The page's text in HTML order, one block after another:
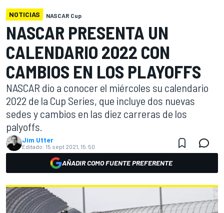
NOTICIAS NASCAR Cup
NASCAR PRESENTA UN
CALENDARIO 2022 CON
CAMBIOS EN LOS PLAYOFFS
NASCAR dio a conocer el miércoles su calendario
2022 de la Cup Series, que incluye dos nuevas
sedes y cambios en las diez carreras de los
palyoffs.
Jim Utter
Editado: 15 sept 2021, 15:50
AÑADIR COMO FUENTE PREFERENTE